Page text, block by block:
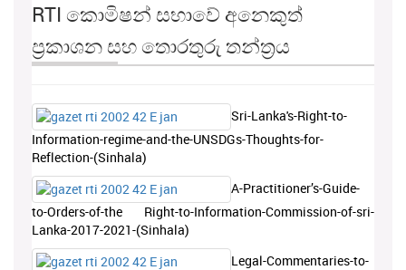
RTI කොමිෂන් සභාවේ අනෙකුත්
ප්‍රකාශන සහ තොරතුරු තන්ත්‍රය
Sri-Lanka's-Right-to-
Information-regime-and-the-UNSDGs-Thoughts-for-
Reflection-(Sinhala)
A-Practitioner’s-Guide-
to-Orders-of-the Right-to-Information-Commission-of-sri-
Lanka-2017-2021-(Sinhala)
Legal-Commentaries-to-